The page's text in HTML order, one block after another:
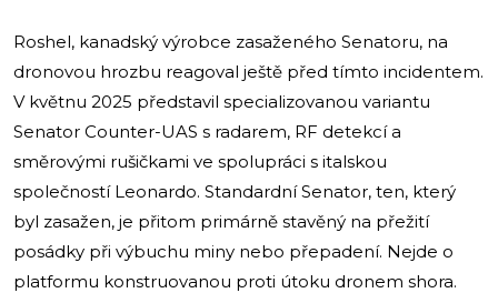
Roshel, kanadský výrobce zasaženého Senatoru, na
dronovou hrozbu reagoval ještě před tímto incidentem.
V květnu 2025 představil specializovanou variantu
Senator Counter-UAS s radarem, RF detekcí a
směrovými rušičkami ve spolupráci s italskou
společností Leonardo. Standardní Senator, ten, který
byl zasažen, je přitom primárně stavěný na přežití
posádky při výbuchu miny nebo přepadení. Nejde o
platformu konstruovanou proti útoku dronem shora.